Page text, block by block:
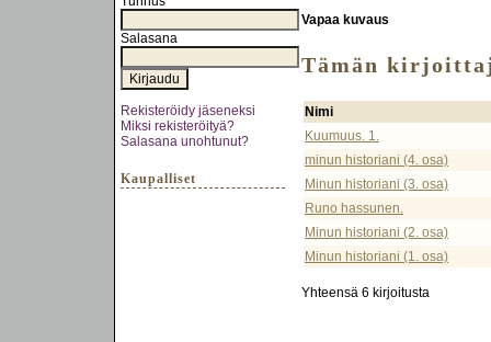
Salasana
Rekisteröidy jäseneksi
Miksi rekisteröityä?
Salasana unohtunut?
Kaupalliset
Vapaa kuvaus
Tämän
Nimi
Kuumuus. 1.
minun historiani (4. osa)
Minun historiani (3. osa)
Runo hassunen.
Minun historiani (2. osa)
Minun historiani (1. osa)
Yhteensä 6 kirjoitusta